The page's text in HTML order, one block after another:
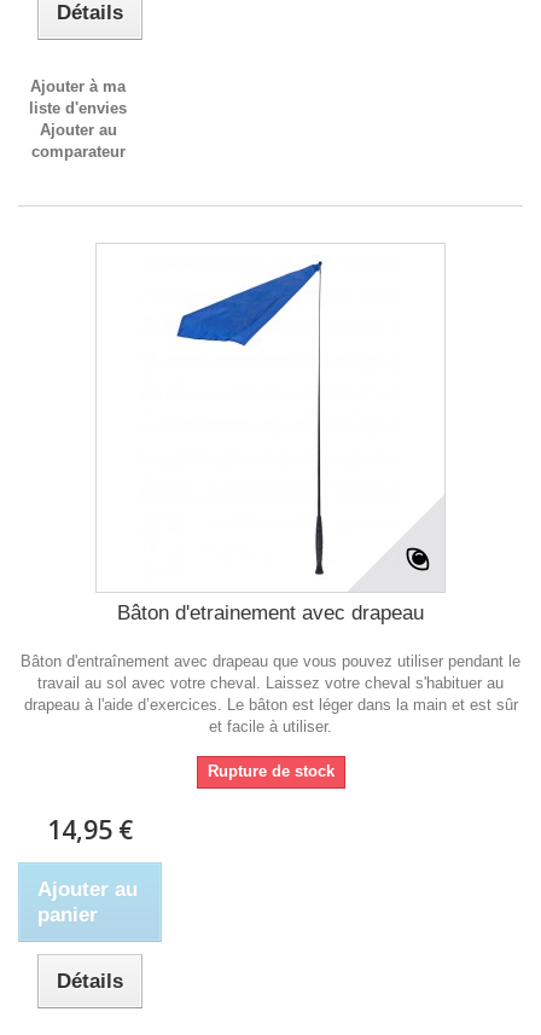
Détails
Ajouter à ma
liste d'envies
Ajouter au
comparateur
Bâton d'etrainement avec drapeau
Bâton d'entraînement avec drapeau que vous pouvez utiliser pendant le
travail au sol avec votre cheval. Laissez votre cheval s'habituer au
drapeau à l'aide d’exercices. Le bâton est léger dans la main et est sûr
et facile à utiliser.
Rupture de stock
14,95 €
Ajouter au
panier
Détails